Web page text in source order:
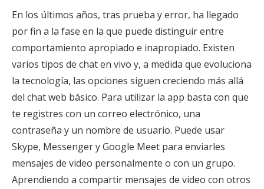
En los últimos años, tras prueba y error, ha llegado
por fin a la fase en la que puede distinguir entre
comportamiento apropiado e inapropiado. Existen
varios tipos de chat en vivo y, a medida que evoluciona
la tecnología, las opciones siguen creciendo más allá
del chat web básico. Para utilizar la app basta con que
te registres con un correo electrónico, una
contraseña y un nombre de usuario. Puede usar
Skype, Messenger y Google Meet para enviarles
mensajes de video personalmente o con un grupo.
Aprendiendo a compartir mensajes de video con otros